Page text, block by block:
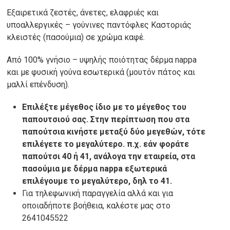
Εξαιρετικά ζεστές, άνετες, ελαφριές και
υποαλλεργικές – γούνινες παντόφλες Καστοριάς
κλειστές (πασούμια) σε χρώμα καφέ.
Από 100% γνήσιο – υψηλής ποιότητας δέρμα nappa
και με φυσική γούνα εσωτερικά (μουτόν πάτος και
μαλλί επένδυση).
Επιλέξτε μέγεθος ίδιο με το μέγεθος του
παπουτσιού σας. Στην περίπτωση που στα
παπούτσια κινήστε μεταξύ δύο μεγεθών, τότε
επιλέγετε το μεγαλύτερο. π.χ. εάν φοράτε
παπούτσι 40 ή 41, ανάλογα την εταιρεία, στα
πασούμια με δέρμα nappa εξωτερικά
επιλέγουμε το μεγαλύτερο, δηλ το 41.
Για τηλεφωνική παραγγελία αλλά και για
οποιαδήποτε βοήθεια, καλέστε μας στο
2641045522